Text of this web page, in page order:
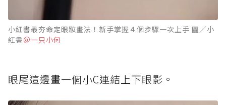
小紅書最夯命定眼妝畫法！新手掌握４個步驟一次上手 圖／小
紅書＠一只小何
眼尾這邊畫一個小C連結上下眼影。